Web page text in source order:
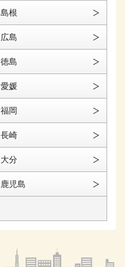
島根
広島
徳島
愛媛
福岡
長崎
大分
鹿児島